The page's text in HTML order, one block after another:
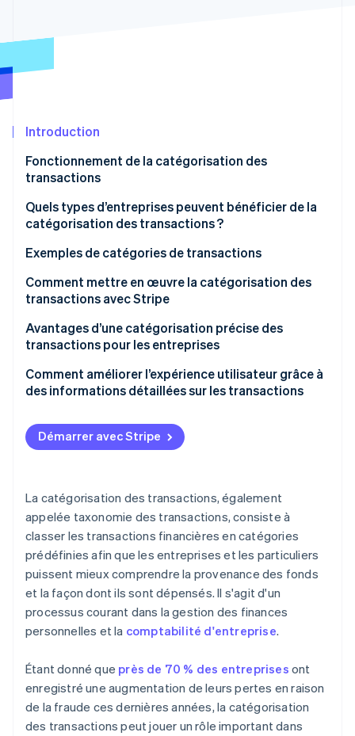
Radar
Atlas
Élimination du carbone
Vérification de l'identité
Stripe Sessions 2026
Regarder la vidéo
Introduction
Fonctionnement de la catégorisation des
transactions
Quels types d’entreprises peuvent bénéficier de la
catégorisation des transactions ?
Exemples de catégories de transactions
Catégories de finances personnelles
Catégories de finances d’entreprise
Comment mettre en œuvre la catégorisation des
transactions avec Stripe
Définir vos catégories
Mise en œuvre de la catégorisation
Analyse des données catégorisées
Avantages d’une catégorisation précise des
transactions pour les entreprises
Visibilité financière
Décisions stratégiques
Détection et prévention de la fraude
Comment améliorer l’expérience utilisateur grâce à
des informations détaillées sur les transactions
Démarrer avec Stripe
La catégorisation des transactions, également
appelée taxonomie des transactions, consiste à
classer les transactions financières en catégories
prédéfinies afin que les entreprises et les particuliers
puissent mieux comprendre la provenance des fonds
et la façon dont ils sont dépensés. Il s'agit d'un
processus courant dans la gestion des finances
personnelles et la comptabilité d'entreprise.
Étant donné que près de 70 % des entreprises ont
enregistré une augmentation de leurs pertes en raison
de la fraude ces dernières années, la catégorisation
des transactions peut jouer un rôle important dans